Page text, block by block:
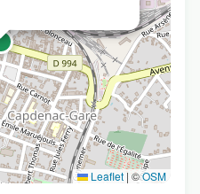
Leaflet| ©OSM